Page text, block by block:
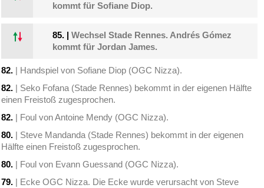
kommt für Sofiane Diop.
85. |Wechsel Stade Rennes. Andrés Gómez
kommt für Jordan James.
82. | Handspiel von Sofiane Diop (OGC Nizza).
82. | Seko Fofana (Stade Rennes) bekommt in der eigenen Hälfte
einen Freistoß zugesprochen.
82. | Foul von Antoine Mendy (OGC Nizza).
80. | Steve Mandanda (Stade Rennes) bekommt in der eigenen
Hälfte einen Freistoß zugesprochen.
80. | Foul von Evann Guessand (OGC Nizza).
79. | Ecke OGC Nizza. Die Ecke wurde verursacht von Steve